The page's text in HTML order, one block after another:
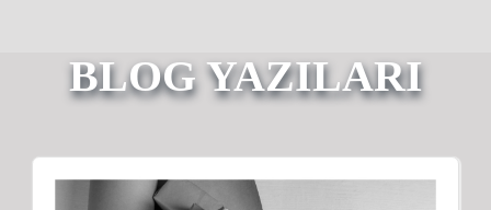
BLOG YAZILARI